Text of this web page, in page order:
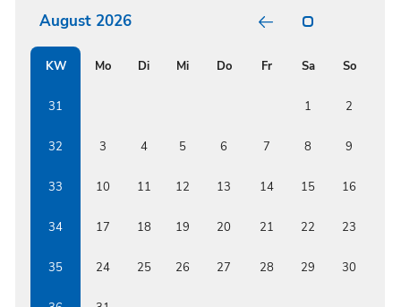
August 2026
KW Mo Di Mi Do Fr Sa So
31 1 2
32 3 4 5 6 7 8 9
33 10 11 12 13 14 15 16
34 17 18 19 20 21 22 23
35 24 25 26 27 28 29 30
FORMS
ISSF
AND